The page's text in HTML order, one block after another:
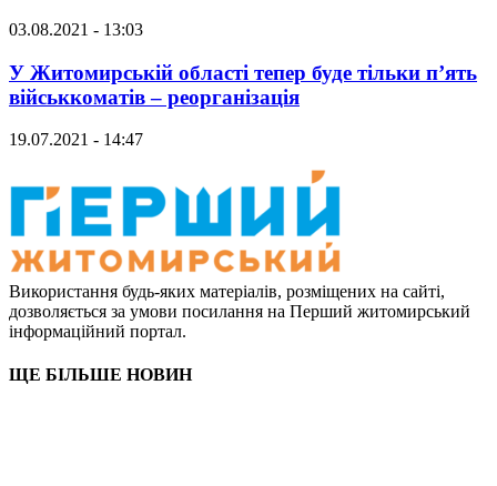
03.08.2021 - 13:03
У Житомирській області тепер буде тільки п’ять
військкоматів – реорганізація
19.07.2021 - 14:47
Використання будь-яких матеріалів, розміщених на сайті,
дозволяється за умови посилання на Перший житомирський
інформаційний портал.
ЩЕ БІЛЬШЕ НОВИН